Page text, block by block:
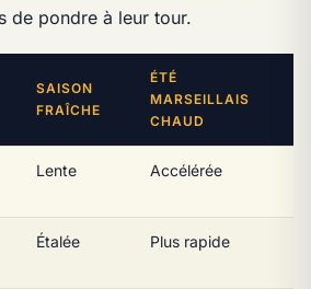
de pondre à leur tour.
SAISON
FRAÎCHE
ÉTÉ
MARSEILLAIS
CHAUD
Lente Accélérée
Étalée Plus rapide